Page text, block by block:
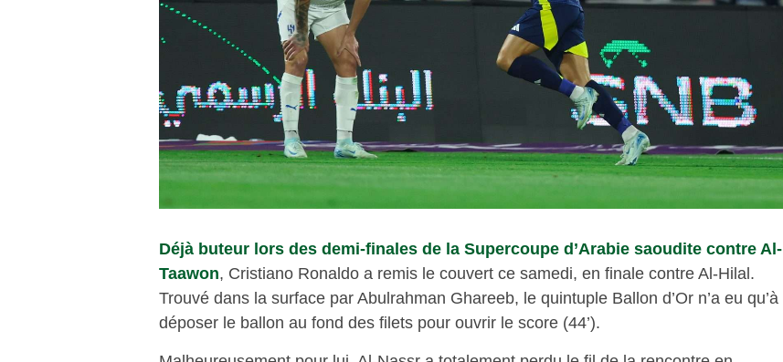
Déjà buteur lors des demi-finales de la Supercoupe d’Arabie saoudite contre Al-
Taawon, Cristiano Ronaldo a remis le couvert ce samedi, en finale contre Al-Hilal.
Trouvé dans la surface par Abulrahman Ghareeb, le quintuple Ballon d’Or n’a eu qu’à
déposer le ballon au fond des filets pour ouvrir le score (44’).